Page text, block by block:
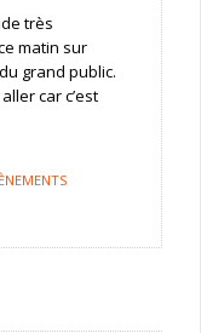
très
matin sur
grand public.
car c’est